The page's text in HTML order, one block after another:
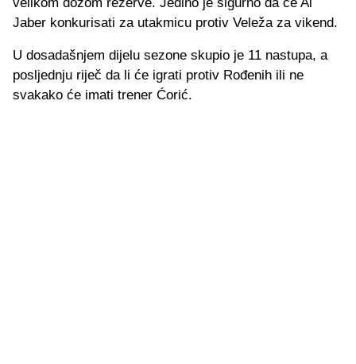
Jaber konkurisati za utakmicu protiv Veleža za vikend.
U dosadašnjem dijelu sezone skupio je 11 nastupa, a
posljednju riječ da li će igrati protiv Rođenih ili ne
svakako će imati trener Ćorić.